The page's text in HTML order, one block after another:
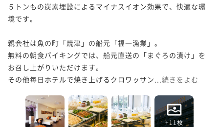
５トンもの炭素埋設によるマイナスイオン効果で、快適な環
境です。
親会社は魚の町「焼津」の船元「福一漁業」。
無料の朝食バイキングでは、船元直送の「まぐろの漬け」を
お召し上がりいただけます。
その他毎日ホテルで焼き上げるクロワッサン... 続きをよむ
+11枚